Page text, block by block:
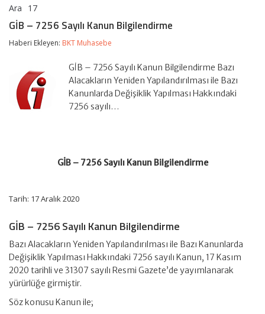
Ara 17
7256
Sayılı
Kanun
GİB – 7256 Sayılı Kanun Bilgilendirme
Haberi Ekleyen: BKT Muhasebe
GİB – 7256 Sayılı Kanun Bilgilendirme Bazı
Alacakların Yeniden Yapılandırılması ile Bazı
Kanunlarda Değişiklik Yapılması Hakkındaki
7256 sayılı…
GİB – 7256 Sayılı Kanun Bilgilendirme
Tarih: 17 Aralık 2020
GİB – 7256 Sayılı Kanun Bilgilendirme
Bazı Alacakların Yeniden Yapılandırılması ile Bazı Kanunlarda
Değişiklik Yapılması Hakkındaki 7256 sayılı Kanun, 17 Kasım
2020 tarihli ve 31307 sayılı Resmi Gazete’de yayımlanarak
yürürlüğe girmiştir.
Söz konusu Kanun ile;